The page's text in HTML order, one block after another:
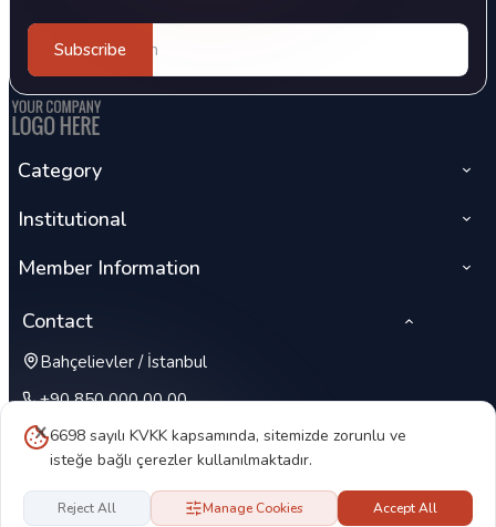
6698 sayılı KVKK kapsamında, sitemizde zorunlu ve
isteğe bağlı çerezler kullanılmaktadır.
Reject All Manage Cookies Accept All
Subscribe
Category
Institutional
Member Information
Contact
Bahçelievler / İstanbul
+90 850 000 00 00